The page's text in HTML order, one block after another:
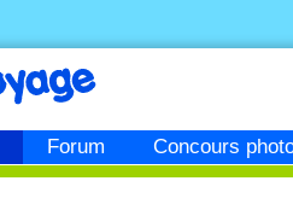
Forum Concours